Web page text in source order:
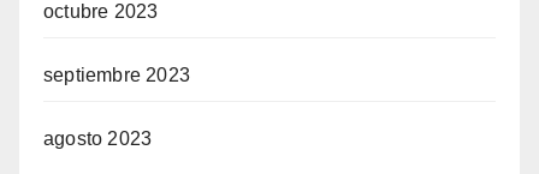
octubre 2023
septiembre 2023
agosto 2023